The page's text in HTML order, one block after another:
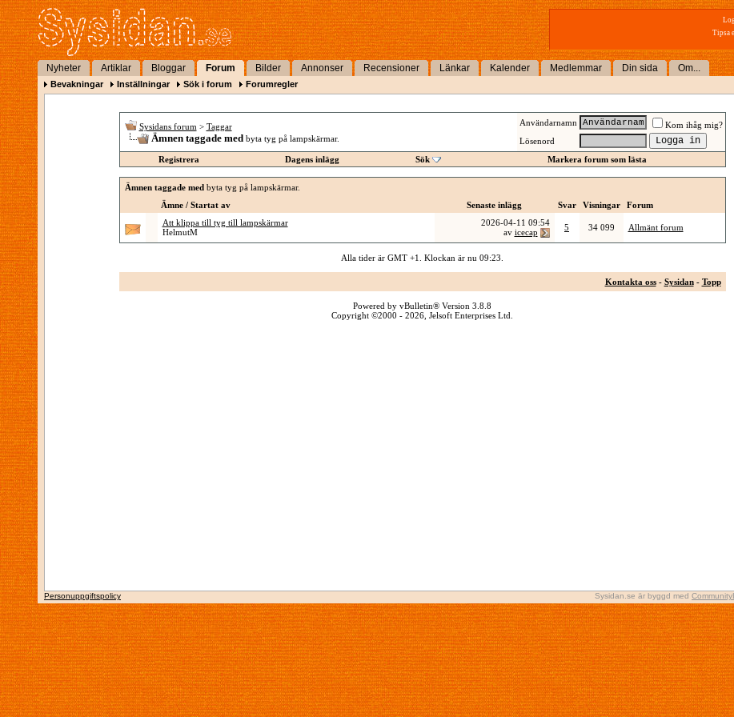
Tipsa
Nyheter Artiklar Bloggar Forum Bilder Annonser Recensioner Länkar Kalender Medlemmar Din sida Om...
Bevakningar Inställningar Sök i forum Forumregler
Sysidans forum > Taggar
Ämnen taggade med byta tyg på lampskärmar.
Användarnamn
Kom ihåg mig?
Lösenord
Registrera
Dagens inlägg Sök Markera forum som lästa
Ämnen taggade med byta tyg på lampskärmar.
Ämne / Startat av
Senaste inlägg Svar Visningar
Forum
Att klippa till tyg till lampskärmar
HelmutM
2026-04-11 09:54
av icecap 5 34 099 Allmänt forum
Alla tider är GMT +1. Klockan är nu 09:23
Kontakta oss- Sysidan- Topp
Powered by vBulletin® Version 3.8.8
Copyright ©2000 - 2026, Jelsoft Enterprises Ltd.
Sysidan.se är byggd med
Personuppgiftspolicy